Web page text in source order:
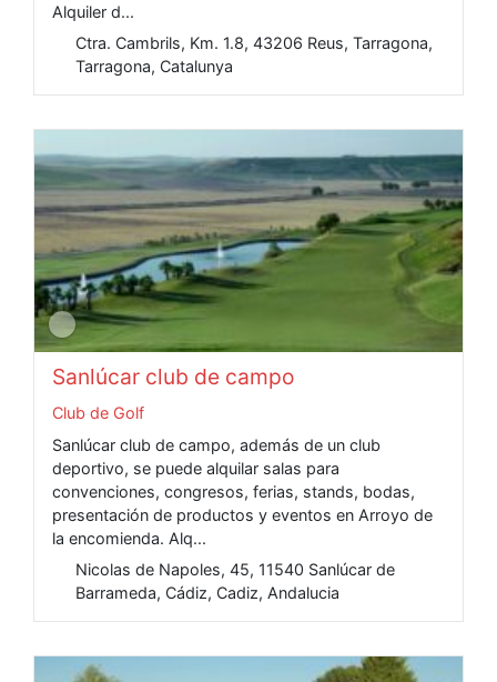
Alquiler d...
Ctra. Cambrils, Km. 1.8, 43206 Reus, Tarragona,
Tarragona, Catalunya
Sanlúcar club de campo
Club de Golf
Sanlúcar club de campo, además de un club
deportivo, se puede alquilar salas para
convenciones, congresos, ferias, stands, bodas,
presentación de productos y eventos en Arroyo de
la encomienda. Alq...
Nicolas de Napoles, 45, 11540 Sanlúcar de
Barrameda, Cádiz, Cadiz, Andalucia